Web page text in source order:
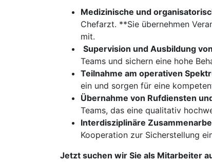
Medizinische und
Chefarzt. **Sie übernehmen
mit.
Supervision und Ausbildung
Teams und sichern eine hohe
Teilnahme am operativen
ein und sorgen für eine
Übernahme von Rufdiensten
Teams, das eine qualitativ
Interdisziplinäre
Kooperation zur Sicherstellung
Jetzt suchen wir Sie als Mitarbeiter